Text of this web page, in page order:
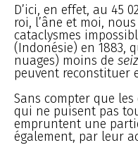
D’ici, en effet, au 45
roi, l’âne et moi,
cataclysmes
(Indonésie) en 1883,
nuages) moins de
peuvent reconstituer
Sans compter que
qui ne puisent pas
empruntent une
également, par leur